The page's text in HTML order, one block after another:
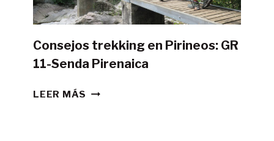
Consejos trekking en Pirineos: GR
11-Senda Pirenaica
LEER MÁS CONSEJOS